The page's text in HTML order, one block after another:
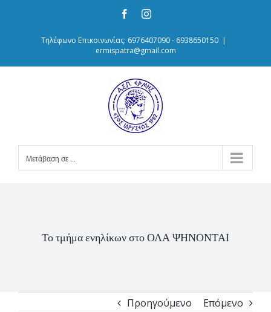
FacebookInstagram
Τηλέφωνο Επικοινωνίας: 6976407090 - 6938650150 |
ermispatra@gmail.com
Μετάβαση σε ...
Το τμήμα ενηλίκων στο ΟΛΑ ΨΗΝΟΝΤΑΙ
Προηγούμενο Επόμενο